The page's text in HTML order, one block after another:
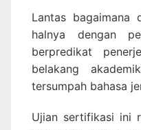
Lantas bagaimana
halnya dengan
berpredikat
belakang
tersumpah bahasa
Ujian sertifikasi ini